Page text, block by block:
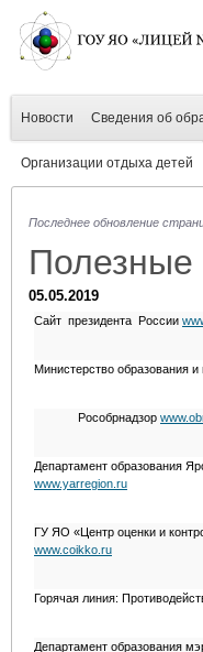
Новости Сведения об
Организации отдыха детей
Последнее обновление
Полезные
05.05.2019
Сайт президента России
Министерство образования
Рособрнадзор
Департамент образования
www.yarregion.ru
ГУ ЯО «Центр оценки и
www.coikko.ru
Горячая линия:
Департамент образования